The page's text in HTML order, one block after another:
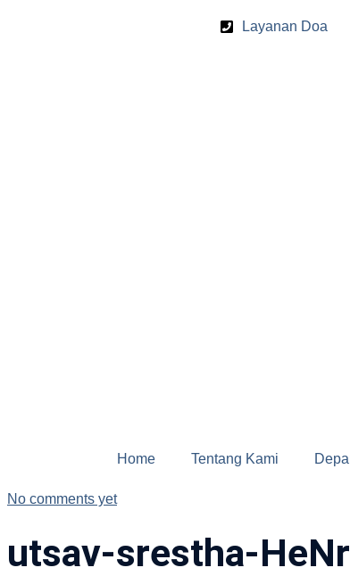
Layanan Doa
Home Tentang Kami
No comments yet
utsav-srestha-